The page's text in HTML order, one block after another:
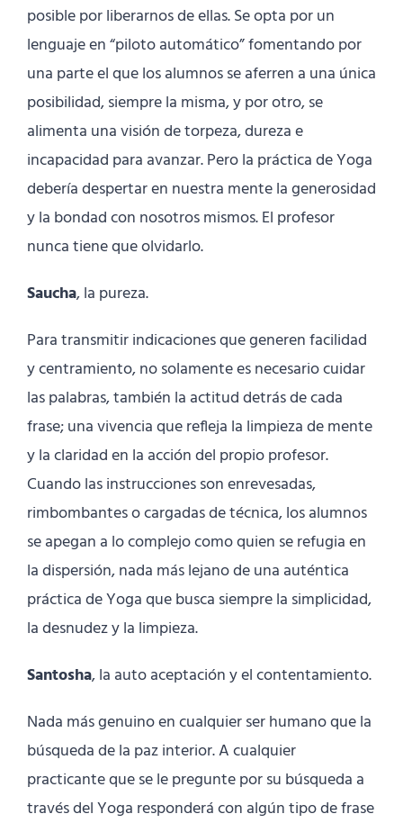
posible por liberarnos de ellas. Se opta por un
lenguaje en “piloto automático” fomentando por
una parte el que los alumnos se aferren a una única
posibilidad, siempre la misma, y por otro, se
alimenta una visión de torpeza, dureza e
incapacidad para avanzar. Pero la práctica de Yoga
debería despertar en nuestra mente la generosidad
y la bondad con nosotros mismos. El profesor
nunca tiene que olvidarlo.
Saucha, la pureza.
Para transmitir indicaciones que generen facilidad
y centramiento, no solamente es necesario cuidar
las palabras, también la actitud detrás de cada
frase; una vivencia que refleja la limpieza de mente
y la claridad en la acción del propio profesor.
Cuando las instrucciones son enrevesadas,
rimbombantes o cargadas de técnica, los alumnos
se apegan a lo complejo como quien se refugia en
la dispersión, nada más lejano de una auténtica
práctica de Yoga que busca siempre la simplicidad,
la desnudez y la limpieza.
Santosha, la auto aceptación y el contentamiento.
Nada más genuino en cualquier ser humano que la
búsqueda de la paz interior. A cualquier
practicante que se le pregunte por su búsqueda a
través del Yoga responderá con algún tipo de frase